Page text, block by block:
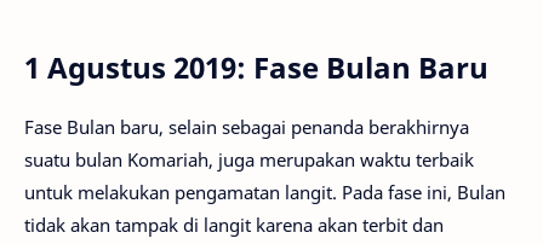
1 Agustus 2019: Fase Bulan Baru
Fase Bulan baru, selain sebagai penanda berakhirnya
suatu bulan Komariah, juga merupakan waktu terbaik
untuk melakukan pengamatan langit. Pada fase ini, Bulan
tidak akan tampak di langit karena akan terbit dan